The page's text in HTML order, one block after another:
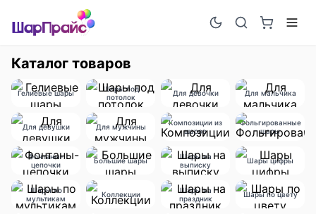
Каталог товаров
Гелиевые шары
Шары под
потолок
Для девочки Для мальчика
Для девушки Для мужчины
Композиции из
шаров
Фольгированные
шары
Фонтаны-
цепочки
Большие шары
Шары на
выписку
Шары цифры
Шары по
мультикам
Коллекции
Шары на
праздник
Шары по цвету